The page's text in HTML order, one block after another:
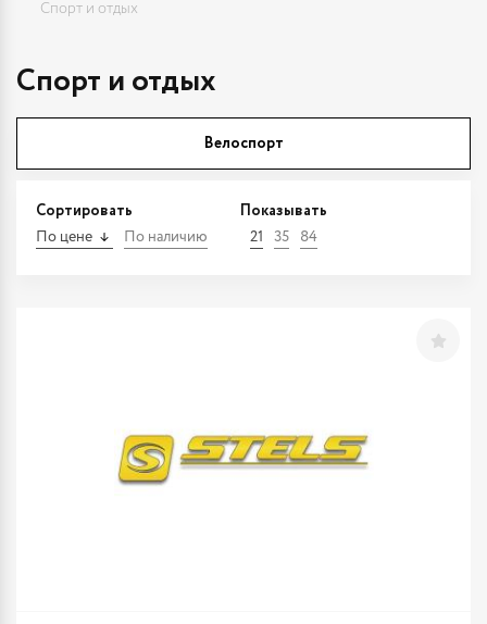
Спорт и отдых
Спорт и отдых
Велоспорт
Сортировать
По цене По наличию
Показывать
21 35 84